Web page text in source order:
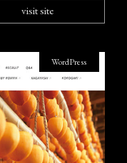
visit site
WordPress